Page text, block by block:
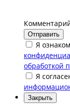
Отправить
Я
обработкой
Я
Закрыть